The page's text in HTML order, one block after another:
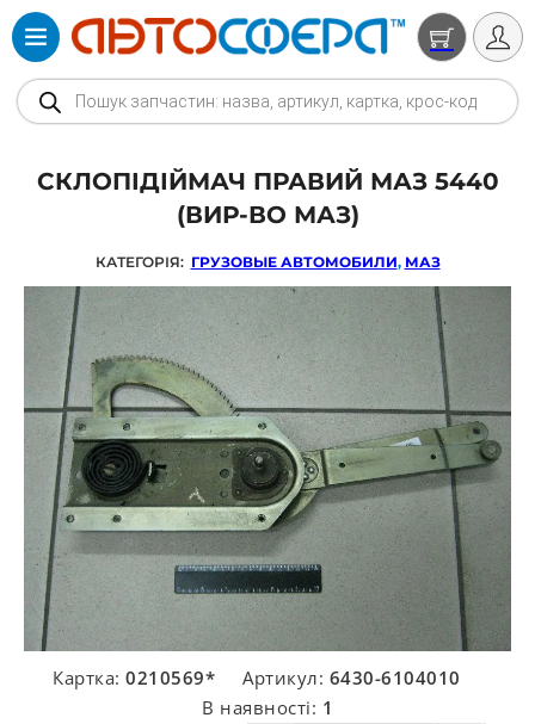
Products search
СКЛОПІДІЙМАЧ ПРАВИЙ МАЗ 5440
(ВИР-ВО МАЗ)
КАТЕГОРІЯ: ГРУЗОВЫЕ АВТОМОБИЛИ, МАЗ
Картка: 0210569* Артикул: 6430-6104010
В наявності: 1